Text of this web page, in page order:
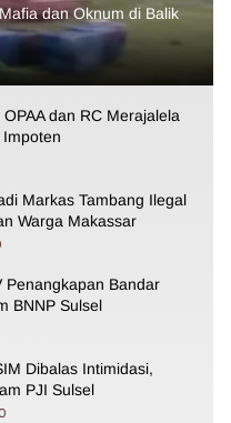
dan Oknum di Balik
dan RC Merajalela
Impoten
Markas Tambang Ilegal
Warga Makassar
Penangkapan Bandar
BNNP Sulsel
Dibalas Intimidasi,
PJI Sulsel
0